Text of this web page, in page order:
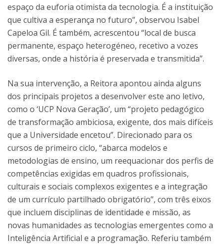
espaço da euforia otimista da tecnologia. É a instituição
que cultiva a esperança no futuro”, observou Isabel
Capeloa Gil. É também, acrescentou “local de busca
permanente, espaço heterogéneo, recetivo a vozes
diversas, onde a história é preservada e transmitida”.
Na sua intervenção, a Reitora apontou ainda alguns
dos principais projetos a desenvolver este ano letivo,
como o ‘UCP Nova Geração’, um “projeto pedagógico
de transformação ambiciosa, exigente, dos mais difíceis
que a Universidade encetou”. Direcionado para os
cursos de primeiro ciclo, “abarca modelos e
metodologias de ensino, um reequacionar dos perfis de
competências exigidas em quadros profissionais,
culturais e sociais complexos exigentes e a integração
de um currículo partilhado obrigatório”, com três eixos
que incluem disciplinas de identidade e missão, as
novas humanidades as tecnologias emergentes como a
Inteligência Artificial e a programação. Referiu também